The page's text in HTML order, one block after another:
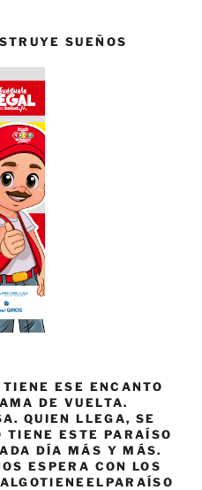
SUEÑOS
ESE ENCANTO
DE VUELTA.
QUIEN LLEGA, SE
TIENE ESTE PARAÍSO
DÍA MÁS Y MÁS.
ESPERA CON LOS